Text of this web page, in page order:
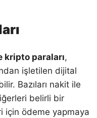
kripto paraları,
işletilen dijital
Bazıları nakit ile
belirli bir
için ödeme yapmaya